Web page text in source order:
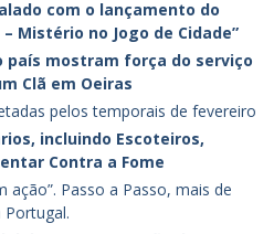
com o lançamento do
Mistério no Jogo de Cidade”
país mostram força do serviço
Clã em Oeiras
pelos temporais de fevereiro
incluindo Escoteiros,
Contra a Fome
ação”. Passo a Passo, mais de